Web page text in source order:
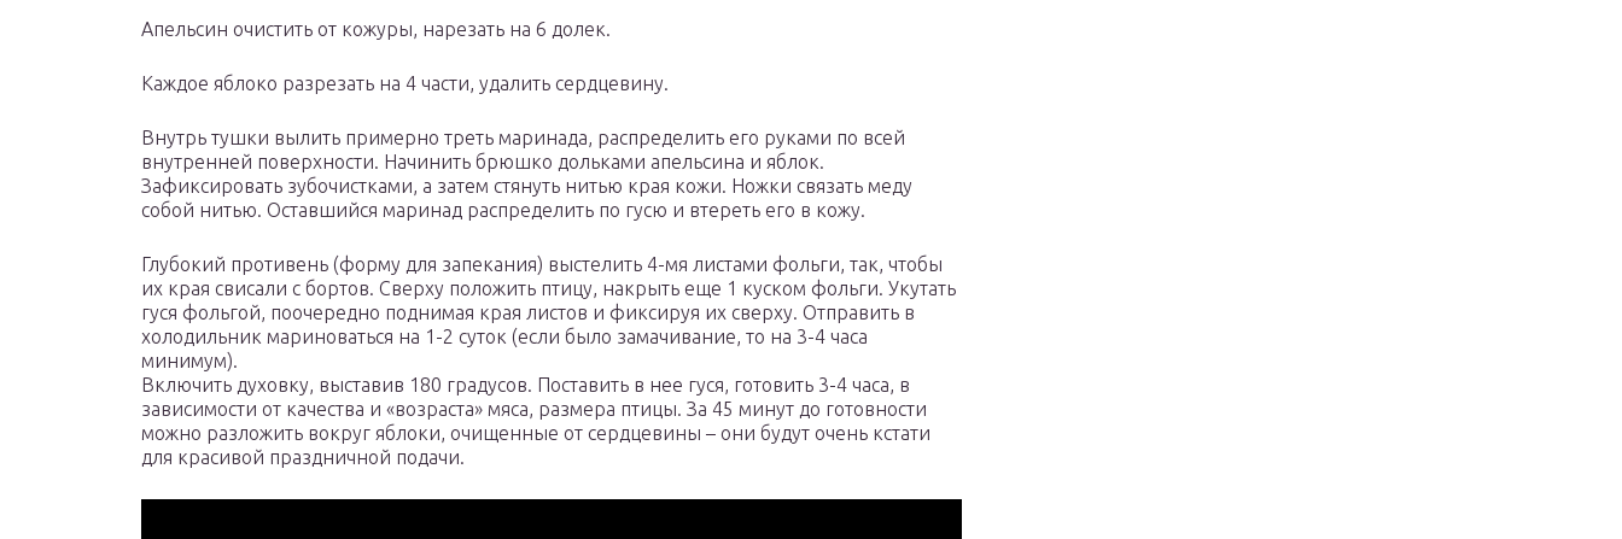
Апельсин очистить от кожуры, нарезать на 6 долек.
Каждое яблоко разрезать на 4 части, удалить сердцевину.
Внутрь тушки вылить примерно треть маринада, распределить его руками по всей
внутренней поверхности. Начинить брюшко дольками апельсина и яблок.
Зафиксировать зубочистками, а затем стянуть нитью края кожи. Ножки связать меду
собой нитью. Оставшийся маринад распределить по гусю и втереть его в кожу.
Глубокий противень (форму для запекания) выстелить 4-мя листами фольги, так, чтобы
их края свисали с бортов. Сверху положить птицу, накрыть еще 1 куском фольги. Укутать
гуся фольгой, поочередно поднимая края листов и фиксируя их сверху. Отправить в
холодильник мариноваться на 1-2 суток (если было замачивание, то на 3-4 часа
минимум).
Включить духовку, выставив 180 градусов. Поставить в нее гуся, готовить 3-4 часа, в
зависимости от качества и «возраста» мяса, размера птицы. За 45 минут до готовности
можно разложить вокруг яблоки, очищенные от сердцевины – они будут очень кстати
для красивой праздничной подачи.